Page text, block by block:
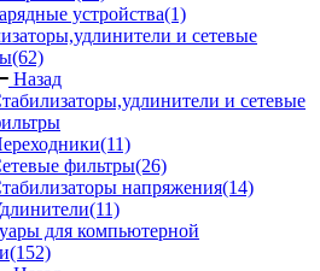
устройства(1)
и сетевые
(62)
Назад
и сетевые
(11)
фильтры(26)
напряжения(14)
(11)
для компьютерной
(152)